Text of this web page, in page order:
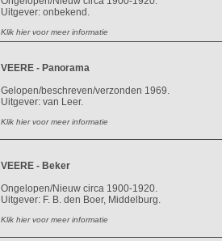
Uitgever: onbekend.
Klik hier voor meer informatie
VEERE - Panorama
Gelopen/beschreven/verzonden 1969.
Uitgever: van Leer.
Klik hier voor meer informatie
VEERE - Beker
Ongelopen/Nieuw circa 1900-1920.
Uitgever: F. B. den Boer, Middelburg.
Klik hier voor meer informatie